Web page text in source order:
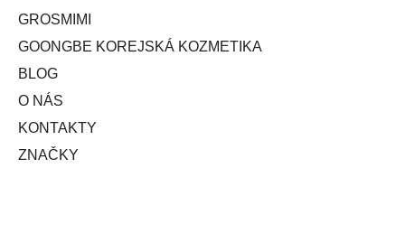
GROSMIMI
GOONGBE KOREJSKÁ KOZMETIKA
BLOG
O NÁS
KONTAKTY
ZNAČKY